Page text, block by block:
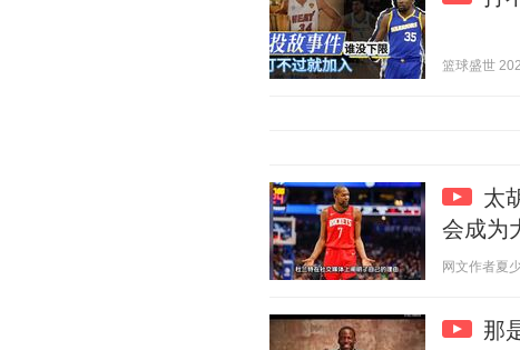
篮球盛世
太
会成为
网文作者夏
那